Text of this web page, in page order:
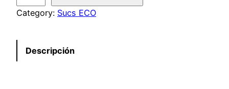
c
o
a
Category: Sucs ECO
Descripción